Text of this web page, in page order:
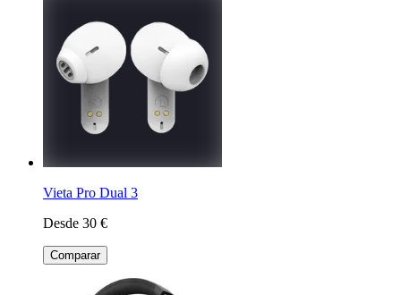
Vieta Pro Dual 3
Desde 30 €
Comparar